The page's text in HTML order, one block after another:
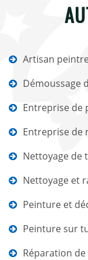
Artisan
Démoussage
Entreprise de
Entreprise de
Nettoyage de
Nettoyage et
Peinture et
Peinture sur
Réparation